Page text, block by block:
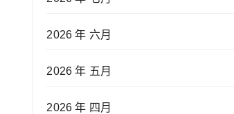
2026 年 六月
2026 年 五月
2026 年 四月